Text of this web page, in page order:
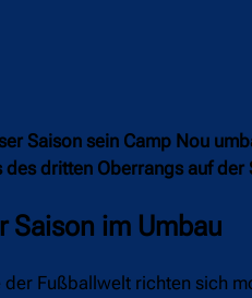
Saison sein Camp Nou
dritten Oberrangs auf der
Saison im Umbau
Fußballwelt richten sich